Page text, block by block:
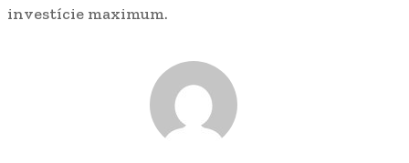
investície maximum.